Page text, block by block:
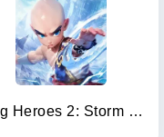
Yong Heroes 2: Storm Returns